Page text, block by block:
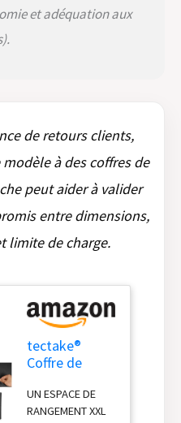
ce coffre de
rangement
maniabilité est
renforcée par
des poignées
robustes,
facilitant le
sein de votre
Son revêtement
intérieur amovible
garantit une
protection
supplémentaire
pour vos objets
ce meuble de
rangement aussi
et adéquation aux
de retours clients,
à des coffres de
peut aider à valider
entre dimensions,
limite de charge.
tectake®
Coffre de
Exterieur,
Coffre à
UN ESPACE DE
RANGEMENT XXL